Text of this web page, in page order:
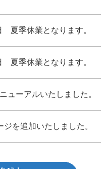
夏季休業となります。
夏季休業となります。
ューアルいたしました。
を追加いたしました。